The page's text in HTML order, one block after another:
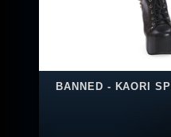
BANNED - KAORI